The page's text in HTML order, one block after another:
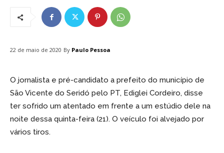
22 de maio de 2020 By Paulo Pessoa
O jornalista e pré-candidato a prefeito do município de
São Vicente do Seridó pelo PT, Ediglei Cordeiro, disse
ter sofrido um atentado em frente a um estúdio dele na
noite dessa quinta-feira (21). O veículo foi alvejado por
vários tiros.